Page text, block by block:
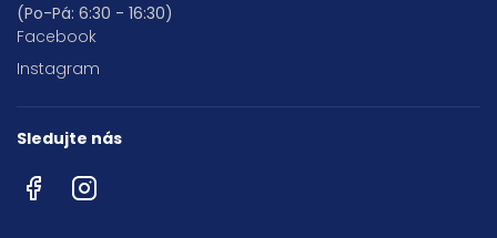
(Po-Pá: 6:30 - 16:30)
Facebook
Instagram
Sledujte nás
FacebookInstagram